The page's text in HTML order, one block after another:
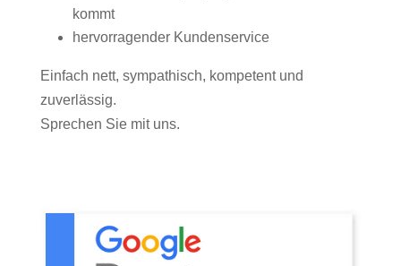
kommt
hervorragender Kundenservice
Einfach nett, sympathisch, kompetent und
zuverlässig.
Sprechen Sie mit uns.